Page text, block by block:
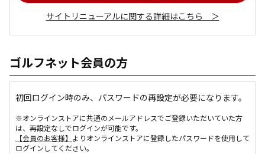
サイトリニューアルに関する詳細はこちら ＞
ゴルフネット会員の方
初回ログイン時のみ、パスワードの再設定が必要になります。
※オンラインストアに共通のメールアドレスでご登録いただいていた方
は、再設定なしでログインが可能です。
【会員のお客様】 よりオンラインストアに登録したパスワードを使用して
ログインしてください。